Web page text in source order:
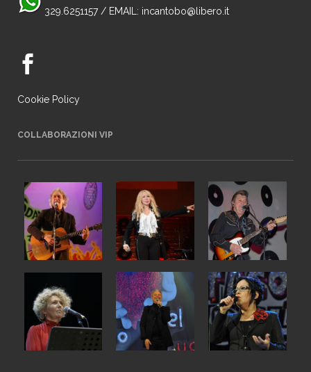
329.6251157/ EMAIL: incantobo@libero.it
Cookie Policy
COLLABORAZIONI VIP